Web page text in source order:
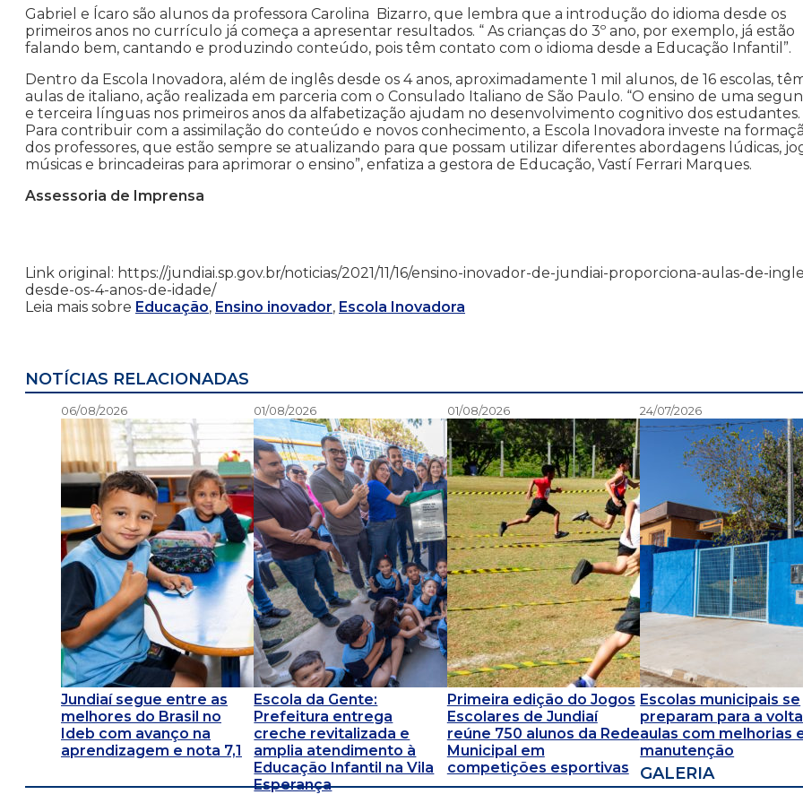
Gabriel e Ícaro são alunos da professora Carolina Bizarro, que lembra que a introdução do idioma desde os
primeiros anos no currículo já começa a apresentar resultados. “ As crianças do 3º ano, por exemplo, já estão
falando bem, cantando e produzindo conteúdo, pois têm contato com o idioma desde a Educação Infantil”.
Dentro da Escola Inovadora, além de inglês desde os 4 anos, aproximadamente 1 mil alunos, de 16 escolas,
aulas de italiano, ação realizada em parceria com o Consulado Italiano de São Paulo. “O ensino de uma
e terceira línguas nos primeiros anos da alfabetização ajudam no desenvolvimento cognitivo dos estudantes.
Para contribuir com a assimilação do conteúdo e novos conhecimento, a Escola Inovadora investe na
dos professores, que estão sempre se atualizando para que possam utilizar diferentes abordagens lúdicas,
músicas e brincadeiras para aprimorar o ensino”, enfatiza a gestora de Educação, Vastí Ferrari Marques.
Assessoria de Imprensa
Link original: https://jundiai.sp.gov.br/noticias/2021/11/16/ensino-inovador-de-jundiai-proporciona-aulas-de-
desde-os-4-anos-de-idade/
Leia mais sobre Educação, Ensino inovador, Escola Inovadora
NOTÍCIAS RELACIONADAS
06/08/2026
Jundiaí segue entre as
melhores do Brasil no
Ideb com avanço na
aprendizagem e nota 7,1
01/08/2026
Escola da Gente:
Prefeitura entrega
creche revitalizada e
amplia atendimento à
Educação Infantil na Vila
Esperança
01/08/2026
Primeira edição do Jogos
Escolares de Jundiaí
reúne 750 alunos da Rede
Municipal em
competições esportivas
24/07/2026
Escolas municipais se
preparam para a
aulas com melhorias
manutenção
GALERIA